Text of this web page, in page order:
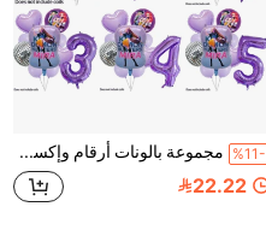
%11- مجموعة بالونات أرقام وإكسسوارات لحفلة عيد ميلاد الأطفال ذات موضوع موسيقى فتاة كول بنمط الديسكو باللون البنفسجي الوردي، إمدادات حفلة استحمام الطفل، هدايا، ألعاب
22.22